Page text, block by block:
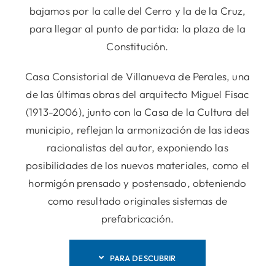
bajamos por la calle del Cerro y la de la Cruz,
para llegar al punto de partida: la plaza de la
Constitución.
Casa Consistorial de Villanueva de Perales, una
de las últimas obras del arquitecto Miguel Fisac
(1913-2006), junto con la Casa de la Cultura del
municipio, reflejan la armonización de las ideas
racionalistas del autor, exponiendo las
posibilidades de los nuevos materiales, como el
hormigón prensado y postensado, obteniendo
como resultado originales sistemas de
prefabricación.
PARA DESCUBRIR